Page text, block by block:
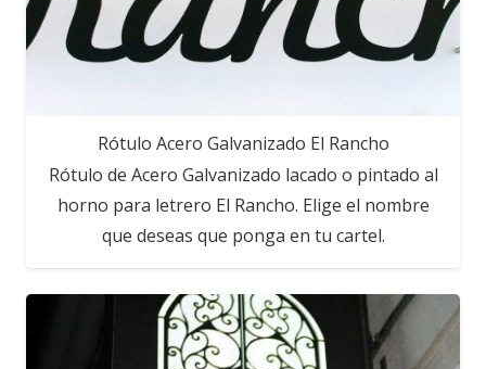
Rótulo Acero Galvanizado El Rancho
Rótulo de Acero Galvanizado lacado o pintado al
horno para letrero El Rancho. Elige el nombre
que deseas que ponga en tu cartel.